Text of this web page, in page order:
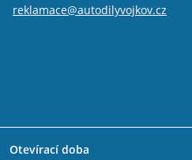
reklamace@autodilyvojkov.cz
Otevírací doba